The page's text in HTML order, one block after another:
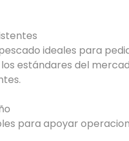
ideales para
estándares del
para apoyar